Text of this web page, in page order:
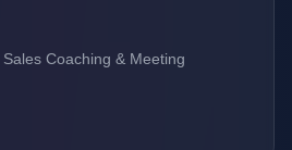
Coaching & Meeting